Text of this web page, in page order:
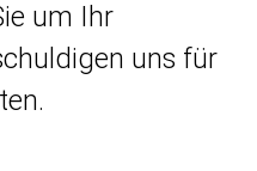
um Ihr
uns für